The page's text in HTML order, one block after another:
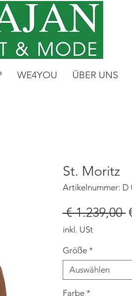
WE4YOU ÜBER UNS
St. Moritz
Artikelnummer: D
€ 1.239,00
inkl. USt
Größe *
Auswählen
Farbe *